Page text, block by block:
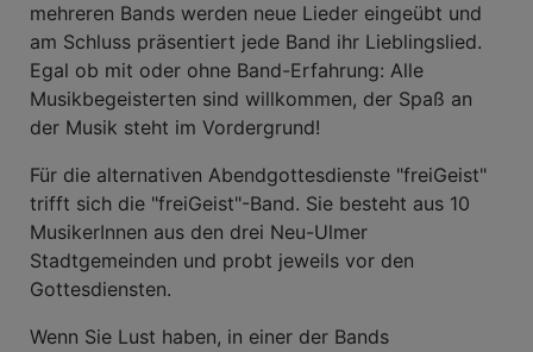
mehreren Bands werden neue Lieder eingeübt und
am Schluss präsentiert jede Band ihr Lieblingslied.
Egal ob mit oder ohne Band-Erfahrung: Alle
Musikbegeisterten sind willkommen, der Spaß an
der Musik steht im Vordergrund!
Für die alternativen Abendgottesdienste "freiGeist"
trifft sich die "freiGeist"-Band. Sie besteht aus 10
MusikerInnen aus den drei Neu-Ulmer
Stadtgemeinden und probt jeweils vor den
Gottesdiensten.
Wenn Sie Lust haben, in einer der Bands